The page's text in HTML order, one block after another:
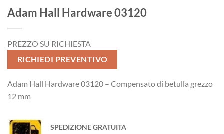
Adam Hall Hardware 03120
PREZZO SU RICHIESTA
RICHIEDI PREVENTIVO
Adam Hall Hardware 03120 – Compensato di betulla grezzo
12 mm
SPEDIZIONE GRATUITA